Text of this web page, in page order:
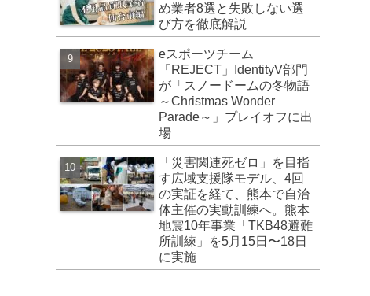
め業者8選と失敗しない選
び方を徹底解説
eスポーツチーム
「REJECT」IdentityV部門
が「スノードームの冬物語
～Christmas Wonder
Parade～」プレイオフに出
場
「災害関連死ゼロ」を目指
す広域支援隊モデル、4回
の実証を経て、熊本で自治
体主催の実動訓練へ。熊本
地震10年事業「TKB48避難
所訓練」を5月15日〜18日
に実施